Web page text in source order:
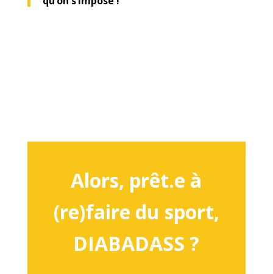
Alors, prêt.e à
(re)faire du sport,
DIABADASS ?